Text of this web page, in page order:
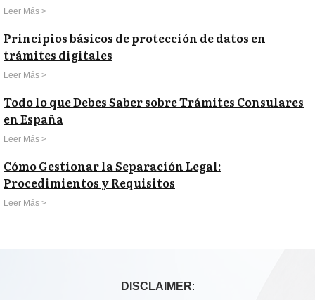
Leer Más >
Principios básicos de protección de datos en
trámites digitales
Leer Más >
Todo lo que Debes Saber sobre Trámites Consulares
en España
Leer Más >
Cómo Gestionar la Separación Legal:
Procedimientos y Requisitos
Leer Más >
DISCLAIMER: